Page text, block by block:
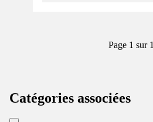
Page 1 sur 1
Catégories associées